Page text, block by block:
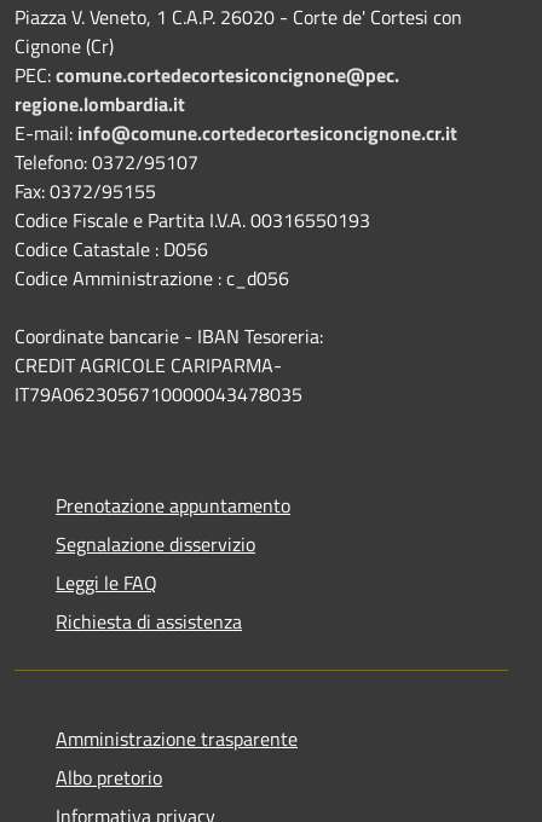
Piazza V. Veneto, 1 C.A.P. 26020 - Corte de' Cortesi con
Cignone (Cr)
PEC:comune.cortedecortesiconcignone@pec.
regione.lombardia.it
E-mail: info@comune.cortedecortesiconcignone.cr.it
Telefono: 0372/95107
Fax: 0372/95155
Codice Fiscale e Partita I.V.A. 00316550193
Codice Catastale : D056
Codice Amministrazione : c_d056
Coordinate bancarie - IBAN Tesoreria:
CREDIT AGRICOLE CARIPARMA-
IT79A0623056710000043478035
Prenotazione appuntamento
Segnalazione disservizio
Leggi le FAQ
Richiesta di assistenza
Amministrazione trasparente
Albo pretorio
Informativa privacy